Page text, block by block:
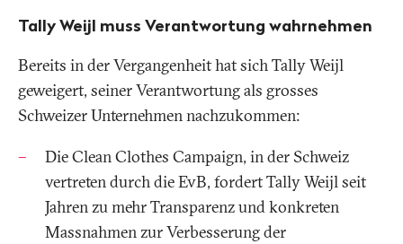
Tally Weijl muss Verantwortung wahrnehmen
Bereits in der Vergangenheit hat sich Tally Weijl
geweigert, seiner Verantwortung als grosses
Schweizer Unternehmen nachzukommen:
Die Clean Clothes Campaign, in der Schweiz
vertreten durch die EvB, fordert Tally Weijl seit
Jahren zu mehr Transparenz und konkreten
Massnahmen zur Verbesserung der